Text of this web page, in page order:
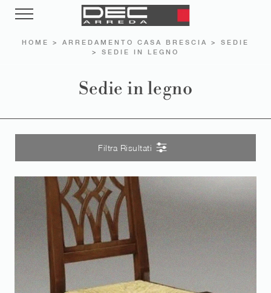
HOME > ARREDAMENTO CASA BRESCIA > SEDIE
> SEDIE IN LEGNO
Sedie in legno
Filtra Risultati